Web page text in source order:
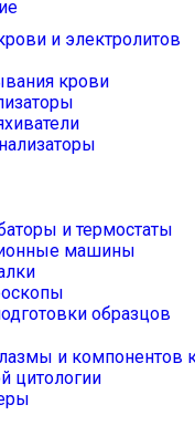
и электролитов
крови
и термостаты
машины
образцов
и компонентов
цитологии